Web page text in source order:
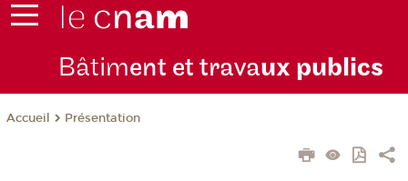
Bâtiment et travaux publics
Accueil Présentation